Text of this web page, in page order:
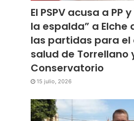
El PSPV acusa a PP
la espalda” a Elche
las partidas para el
salud de Torrellano
Conservatorio
15 julio, 2026